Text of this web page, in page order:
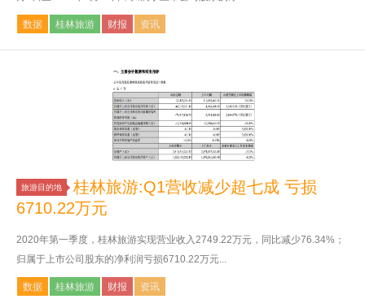
数据 桂林旅游 财报 资讯
旅游目的地
桂林旅游:Q1营收减少超七成 亏损
6710.22万元
2020年第一季度，桂林旅游实现营业收入2749.22万元，同比减少76.34%；
归属于上市公司股东的净利润亏损6710.22万元...
数据 桂林旅游 财报 资讯